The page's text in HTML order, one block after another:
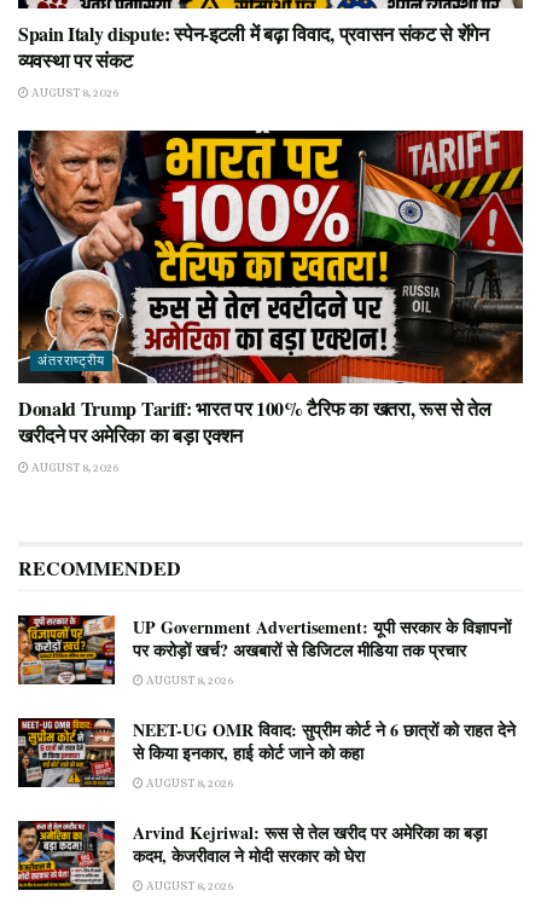
Spain Italy dispute: स्पेन-इटली में बढ़ा विवाद, प्रवासन संकट से शेंगेन
व्यवस्था पर संकट
AUGUST 8, 2026
अंतरराष्ट्रीय
Donald Trump Tariff: भारत पर 100% टैरिफ का खतरा, रूस से तेल
खरीदने पर अमेरिका का बड़ा एक्शन
AUGUST 8, 2026
RECOMMENDED
UP Government Advertisement: यूपी सरकार के विज्ञापनों
पर करोड़ों खर्च? अखबारों से डिजिटल मीडिया तक प्रचार
AUGUST 8, 2026
NEET-UG OMR विवाद: सुप्रीम कोर्ट ने 6 छात्रों को राहत देने
से किया इनकार, हाई कोर्ट जाने को कहा
AUGUST 8, 2026
Arvind Kejriwal: रूस से तेल खरीद पर अमेरिका का बड़ा
कदम, केजरीवाल ने मोदी सरकार को घेरा
AUGUST 8, 2026